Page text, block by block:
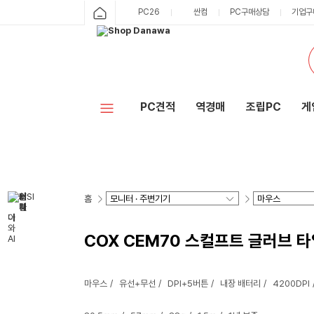
PC26 싼컴 PC구매상담 기업
PC견적 역경매 조립PC 게
홈
COX CEM70 스컬프트 글러브
마우스 유선+무선 DPI+5버튼 내장 배터리 4200DPI